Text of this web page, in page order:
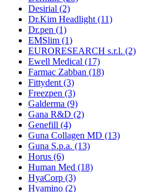
Desirial (2)
Dr.Kim Headlight (11)
Dr.pen (1)
EMSlim (1)
EURORESEARCH s.r.l. (2)
Ewell Medical (17)
Farmac Zabban (18)
Fittydent (3)
Freezpen (3)
Galderma (9)
Gana R&D (2)
Genefill (4)
Guna Collagen MD (13)
Guna S.p.a. (13)
Horus (6)
Human Med (18)
HyaCorp (3)
Hyamino (2)